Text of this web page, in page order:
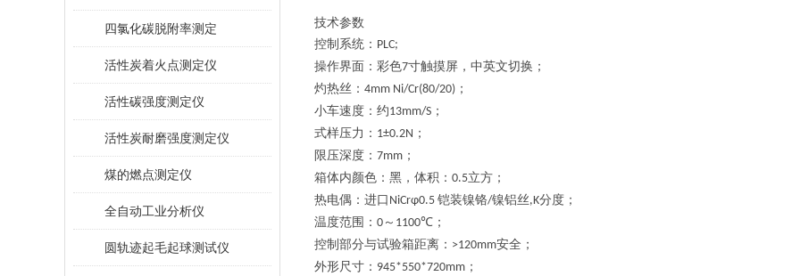
四氯化碳脱附率测定
活性炭着火点测定仪
活性碳强度测定仪
活性炭耐磨强度测定仪
煤的燃点测定仪
全自动工业分析仪
圆轨迹起毛起球测试仪
技术参数
控制系统： PLC;
操作界面：彩色7寸触摸屏，中英文切换；
灼热丝 ： 4mm Ni/Cr(80/20) ；
小车速度： 约13mm/S ；
式样压力： 1±0.2N ；
限压深度： 7mm ；
箱体内颜色： 黑，体积： 0.5立方 ；
热电偶： 进口 NiCrφ0.5 铠装镍铬/镍铝丝,K分度 ；
温度范围： 0 ～ 1100℃ ；
控制部分与试验箱距离： >120mm安全；
外形尺寸： 945*550*720mm ；